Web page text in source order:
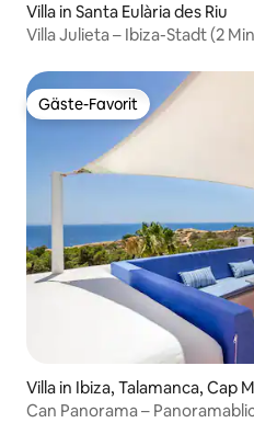
Villa in Santa Eulària des Riu
Villa Julieta – Ibiza-Stadt (2
Gäste-Favorit
Gäste-Favorit
Villa in Ibiza, Talamanca, Cap
Can Panorama –